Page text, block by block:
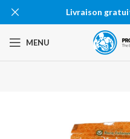
MENU
Livraison